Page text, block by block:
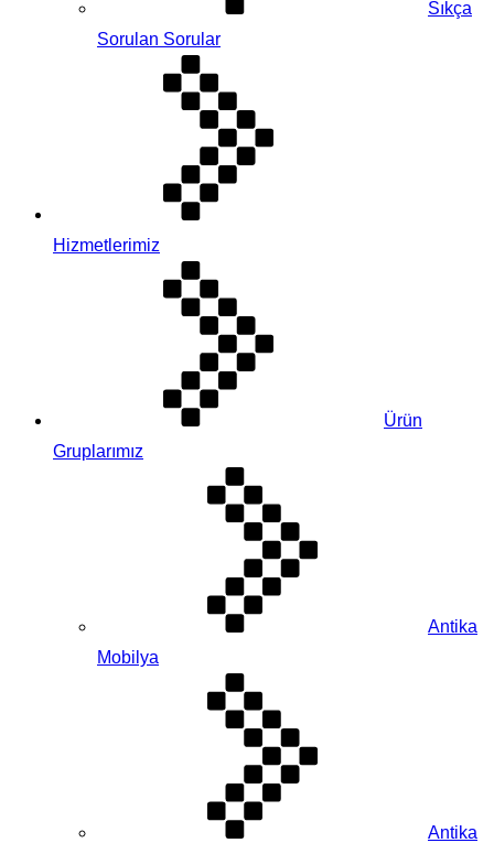
Sıkça
Sorulan Sorular
Hizmetlerimiz
Ürün
Gruplarımız
Antika
Mobilya
Antika